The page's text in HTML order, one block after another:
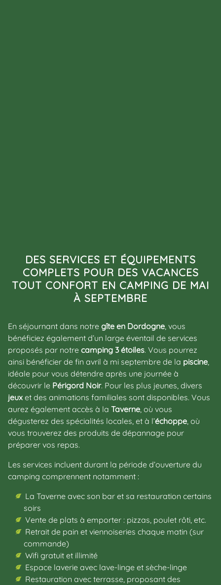
DES SERVICES ET ÉQUIPEMENTS
COMPLETS POUR DES VACANCES
TOUT CONFORT EN CAMPING DE MAI
À SEPTEMBRE
En séjournant dans notre gîte en Dordogne, vous
bénéficiez également d’un large éventail de services
proposés par notre camping 3 étoiles. Vous pourrez
ainsi bénéficier de fin avril à mi septembre de la piscine,
idéale pour vous détendre après une journée à
découvrir le Périgord Noir. Pour les plus jeunes, divers
jeux et des animations familiales sont disponibles. Vous
aurez également accès à la Taverne, où vous
dégusterez des spécialités locales, et à l’échoppe, où
vous trouverez des produits de dépannage pour
préparer vos repas.
Les services incluent durant la période d’ouverture du
camping comprennent notamment :
La Taverne avec son bar et sa restauration certains
soirs
Vente de plats à emporter : pizzas, poulet rôti, etc.
Retrait de pain et viennoiseries chaque matin (sur
commande)
Wifi gratuit et illimité
Espace laverie avec lave-linge et sèche-linge
Restauration avec terrasse, proposant des